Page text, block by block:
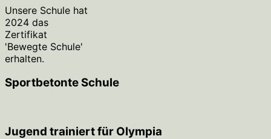
Unsere Schule hat
2024 das
Zertifikat
'Bewegte Schule'
erhalten.
Sportbetonte Schule
Jugend trainiert für Olympia